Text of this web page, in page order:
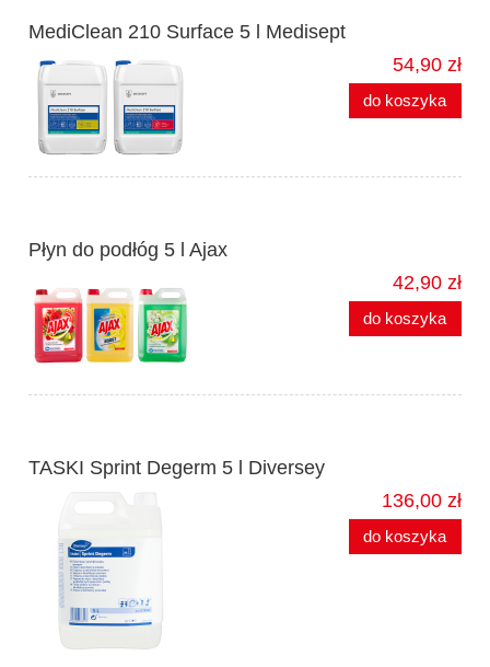
MediClean 210 Surface 5 l Medisept
54,90 zł
do koszyka
Płyn do podłóg 5 l Ajax
42,90 zł
do koszyka
TASKI Sprint Degerm 5 l Diversey
136,00 zł
do koszyka